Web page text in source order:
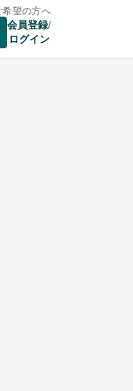
望の方へ
会員登録/
ログイン